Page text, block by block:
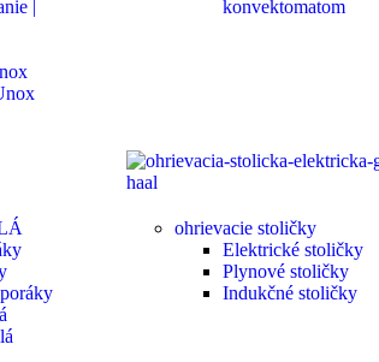
|
konvektomatom
ohrievacie stoličky
Elektrické stoličky
Plynové stoličky
Indukčné stoličky